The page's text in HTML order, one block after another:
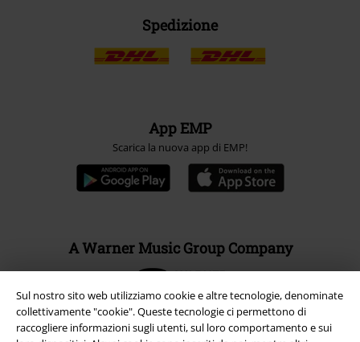
Sul nostro sito web utilizziamo cookie e altre tecnologie, denominate
collettivamente "cookie". Queste tecnologie ci permettono di
raccogliere informazioni sugli utenti, sul loro comportamento e sui
Spedizione
App EMP
Scarica la nuova app di EMP!
A Warner Music Group Company